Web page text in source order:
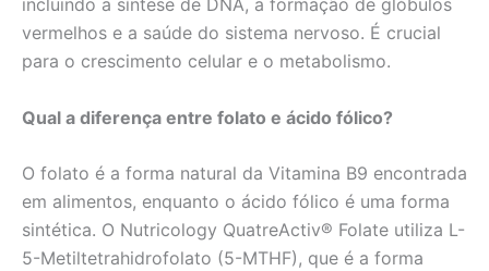
vermelhos e a saúde do sistema nervoso. É crucial
para o crescimento celular e o metabolismo.
Qual a diferença entre folato e ácido fólico?
O folato é a forma natural da Vitamina B9 encontrada
em alimentos, enquanto o ácido fólico é uma forma
sintética. O Nutricology QuatreActiv® Folate utiliza L-
5-Metiltetrahidrofolato (5-MTHF), que é a forma